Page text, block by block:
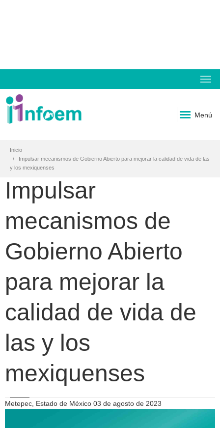
Menú
Inicio
Impulsar mecanismos de Gobierno Abierto para mejorar la calidad de vida de las
y los mexiquenses
Impulsar
mecanismos de
Gobierno Abierto
para mejorar la
calidad de vida de
las y los
mexiquenses
Metepec, Estado de México 03 de agosto de 2023